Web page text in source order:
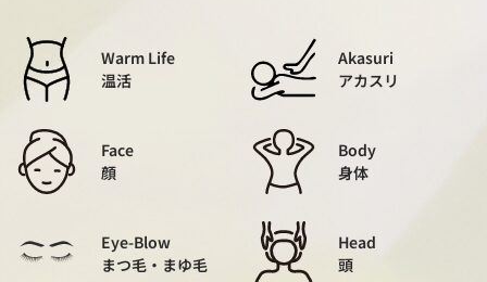
Warm Life
温活
Face
顔
Eye-Blow
まつ毛・まゆ毛
Akasuri
アカスリ
Body
身体
Head
頭